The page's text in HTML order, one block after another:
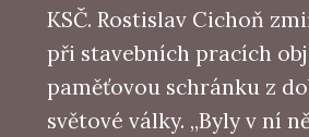
KSČ. Rostislav Cichoň
při stavebních pracích
paměťovou schránku z
světové války. „Byly v ní